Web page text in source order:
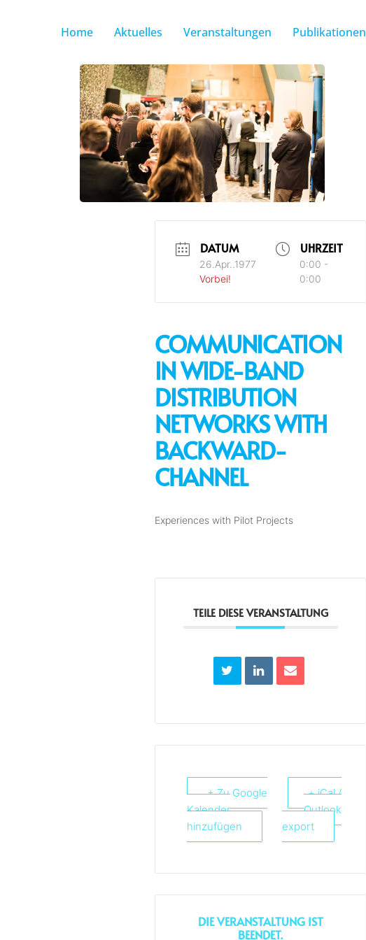
Home Aktuelles Veranstaltungen Publikationen
DATUM
26.Apr..1977
Vorbei!
UHRZEIT
0:00 -
0:00
COMMUNICATION
IN WIDE-BAND
DISTRIBUTION
NETWORKS WITH
BACKWARD-
CHANNEL
Experiences with Pilot Projects
TEILE DIESE VERANSTALTUNG
+ Zu Google
Kalender
hinzufügen
+ iCal /
Outlook
export
DIE VERANSTALTUNG IST
BEENDET.